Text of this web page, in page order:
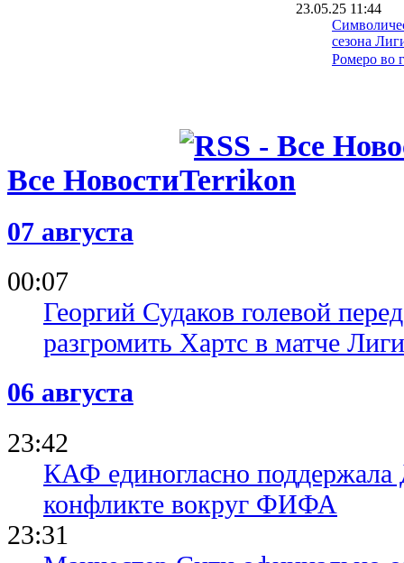
23.05.25 11:44
сезона
Ромеро во
Юнайтед
22.05.25 16:25
Все Новости
07 августа
00:07
Георгий Судаков голевой
разгромить Хартс в матче
06 августа
23:42
КАФ единогласно
конфликте вокруг ФИФА
23:31